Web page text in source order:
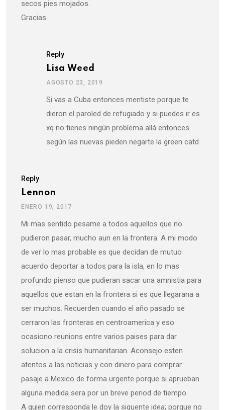
secos pies mojados.
Gracias.
Reply
Lisa Weed
AGOSTO 23, 2019
Si vas a Cuba entonces mentiste porque te
dieron el paroled de refugiado y si puedes ir es
xq no tienes ningún problema allá entonces
según las nuevas pieden negarte la green catd
Reply
Lennon
ENERO 19, 2017
Mi mas sentido pesame a todos aquellos que no
pudieron pasar, mucho aun en la frontera. A mi modo
de ver lo mas probable es que decidan de mutuo
acuerdo deportar a todos para la isla, en lo mas
profundo pienso que pudieran sacar una amnistia para
aquellos que estan en la frontera si es que llegarana a
ser muchos. Recuerden cuando el año pasado se
cerraron las fronteras en centroamerica y eso
ocasiono reunions entre varios paises para dar
solucion a la crisis humanitarian. Aconsejo esten
atentos a las noticias y con dinero para comprar
pasaje a Mexico de forma urgente porque si aprueban
alguna medida sera por un breve period de tiempo.
A quien corresponda le doy la siguente idea; porque no